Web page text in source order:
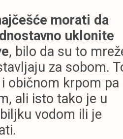
morati da
uklonite
, bilo da su to
za sobom.
običnom krpom pa
ali isto tako je u
vodom ili je